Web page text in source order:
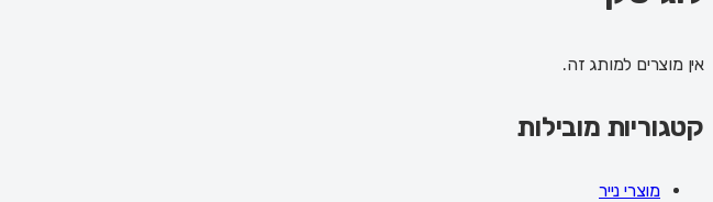
אין מוצרים למותג זה.
קטגוריות מובילות
מוצרי נייר